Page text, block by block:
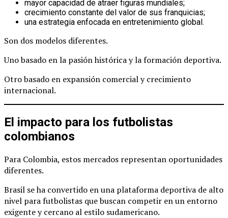
mayor capacidad de atraer figuras mundiales;
crecimiento constante del valor de sus franquicias;
una estrategia enfocada en entretenimiento global.
Son dos modelos diferentes.
Uno basado en la pasión histórica y la formación deportiva.
Otro basado en expansión comercial y crecimiento
internacional.
El impacto para los futbolistas
colombianos
Para Colombia, estos mercados representan oportunidades
diferentes.
Brasil se ha convertido en una plataforma deportiva de alto
nivel para futbolistas que buscan competir en un entorno
exigente y cercano al estilo sudamericano.